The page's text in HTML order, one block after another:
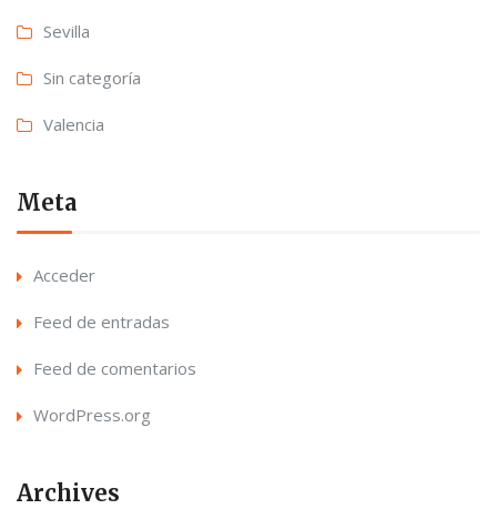
Sevilla
Sin categoría
Valencia
Meta
Acceder
Feed de entradas
Feed de comentarios
WordPress.org
Archives